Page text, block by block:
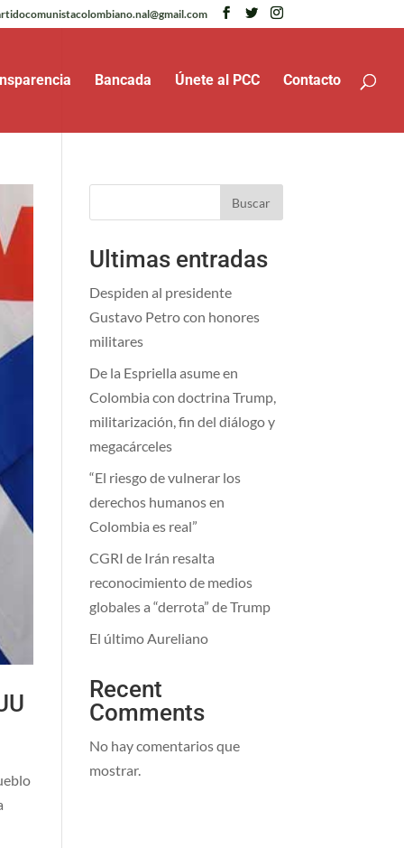
Bancada Únete al PCC Contacto
Buscar
Ultimas entradas
Despiden al presidente
Gustavo Petro con honores
militares
De la Espriella asume en
Colombia con doctrina Trump,
militarización, fin del diálogo y
megacárceles
“El riesgo de vulnerar los
derechos humanos en
Colombia es real”
CGRI de Irán resalta
reconocimiento de medios
globales a “derrota” de Trump
El último Aureliano
Recent
Comments
No hay comentarios que
mostrar.